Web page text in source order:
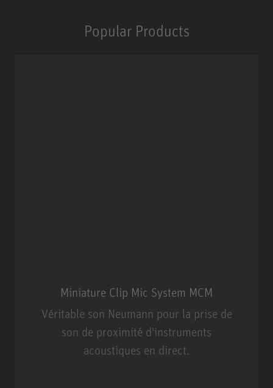
Popular Products
Miniature Clip Mic System MCM
Véritable son Neumann pour la prise de
son de proximité d'instruments
acoustiques en direct.